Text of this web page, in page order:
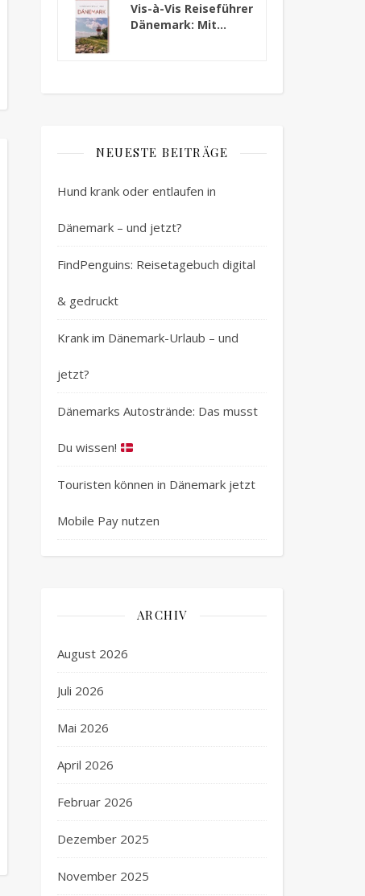
Vis-à-Vis Reiseführer
Dänemark: Mit...
NEUESTE BEITRÄGE
Hund krank oder entlaufen in
Dänemark – und jetzt?
FindPenguins: Reisetagebuch digital
& gedruckt
Krank im Dänemark-Urlaub – und
jetzt?
Dänemarks Autostrände: Das musst
Du wissen!
Touristen können in Dänemark jetzt
Mobile Pay nutzen
ARCHIV
August 2026
Juli 2026
Mai 2026
April 2026
Februar 2026
Dezember 2025
November 2025